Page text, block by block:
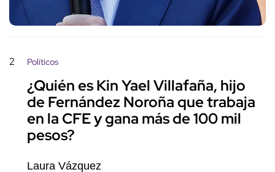
2 Políticos
¿Quién es Kin Yael Villafaña, hijo
de Fernández Noroña que trabaja
en la CFE y gana más de 100 mil
pesos?
Laura Vázquez